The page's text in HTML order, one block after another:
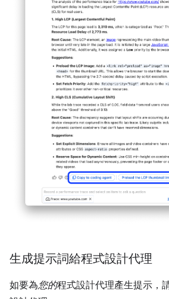
生成提示詞給程式設計代理
如要為您的程式設計代理產生提示，